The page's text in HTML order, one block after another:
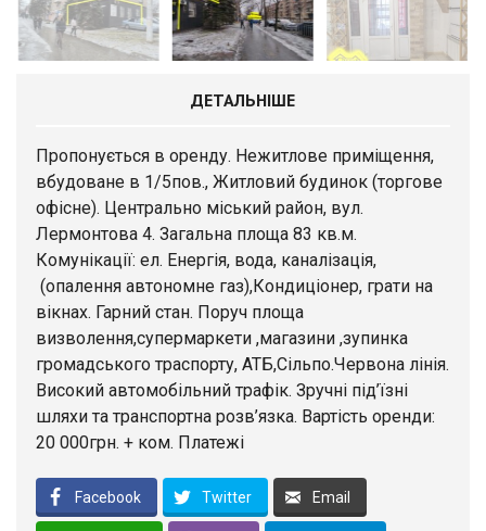
ДЕТАЛЬНІШЕ
Пропонується в оренду. Нежитлове приміщення,
вбудоване в 1/5пов., Житловий будинок (торгове
офісне). Центрально міський район, вул.
Лермонтова 4. Загальна площа 83 кв.м.
Комунікації: ел. Енергія, вода, каналізація,
(опалення автономне газ),Кондиціонер, грати на
вікнах. Гарний стан. Поруч площа
визволення,супермаркети ,магазини ,зупинка
громадського траспорту, АТБ,Сільпо.Червона лінія.
Високий автомобільний трафік. Зручні під’їзні
шляхи та транспортна розв’язка. Вартість оренди:
20 000грн. + ком. Платежі
Facebook Twitter Email